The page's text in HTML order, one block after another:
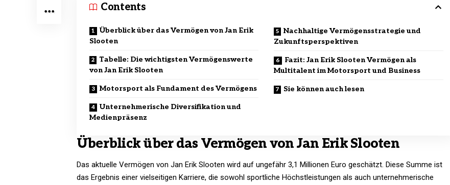
Contents
Überblick über das Vermögen von Jan Erik
Slooten
Tabelle: Die wichtigsten Vermögenswerte
von Jan Erik Slooten
Motorsport als Fundament des Vermögens
Unternehmerische Diversifikation und
Medienpräsenz
Nachhaltige Vermögensstrategie und
Zukunftsperspektiven
Fazit: Jan Erik Slooten Vermögen als
Multitalent im Motorsport und Business
Sie können auch lesen
Überblick über das Vermögen von Jan Erik Slooten
Das aktuelle Vermögen von Jan Erik Slooten wird auf ungefähr 3,1 Millionen Euro geschätzt. Diese Summe ist
das Ergebnis einer vielseitigen Karriere, die sowohl sportliche Höchstleistungen als auch unternehmerische